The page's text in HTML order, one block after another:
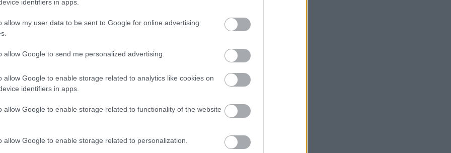
identifiers in apps.
allow my user data to be sent to Google for online advertising
allow Google to send me personalized advertising.
allow Google to enable storage related to analytics like cookies on
identifiers in apps.
allow Google to enable storage related to functionality of the website
allow Google to enable storage related to personalization.
των δύο κρατών όχι μόνο δεν θα
ακόμη και να γεφυρωθούν
της αμερικανικής δημοκρατίας ενώ
του Κομμουνιστικού Κόμματος της
της οικονομίας της ελεύθερης
και του σχεδόν... αδίστακτου επιχειρείν,
πιο ελεγχόμενη κρατικοκαπιταλιστική
Αμφότερες έχουν επιδοθεί σε έναν
υπαρξιακός... Οριακά σαν σύγκρουση
δύο διαφορετικών πολιτικοοινομικών
Ρωσία
Κολομβία: Ο Αμπελάρδο ντε λα
χώρας
πληρωμών από e-ΕΦΚΑ, ΔΥΠΑ για την
περίοδο 10 έως 14 Αυγούστου
Health Monitoring: Η εθνική υποδομή
για αξιοποίηση δεδομένων υγείας
ΟΗΕ: Προειδοποιεί ότι υπάρχει
κίνδυνος ανανέωσης μιας μεγάλης